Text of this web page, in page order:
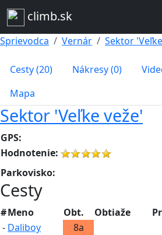
climb.sk
Sprievodca Vernár Sektor
Cesty (20) Nákresy (0)
Mapa
Sektor 'Veľke veže'
GPS:
Hodnotenie:
Parkovisko:
Cesty
#Meno Obt. Obtiaže
- Daliboy 8a